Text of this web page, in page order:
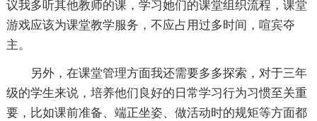
议我多听其他教师的课，学习她们的课堂组织流程，课堂
游戏应该为课堂教学服务，不应占用过多时间，喧宾夺
主。
另外，在课堂管理方面我还需要多多探索，对于三年
级的学生来说，培养他们良好的日常学习行为习惯至关重
要，比如课前准备、端正坐姿、做活动时的规矩等方面都